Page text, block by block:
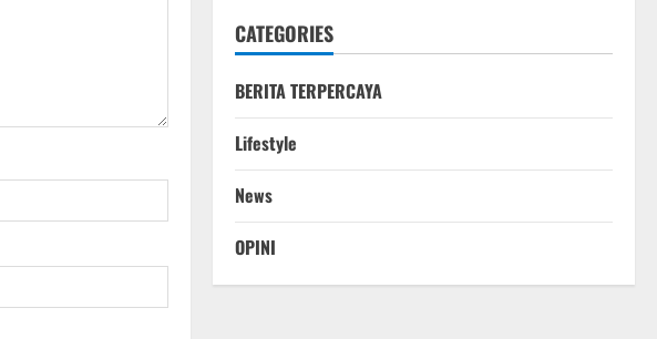
CATEGORIES
BERITA TERPERCAYA
Lifestyle
News
OPINI